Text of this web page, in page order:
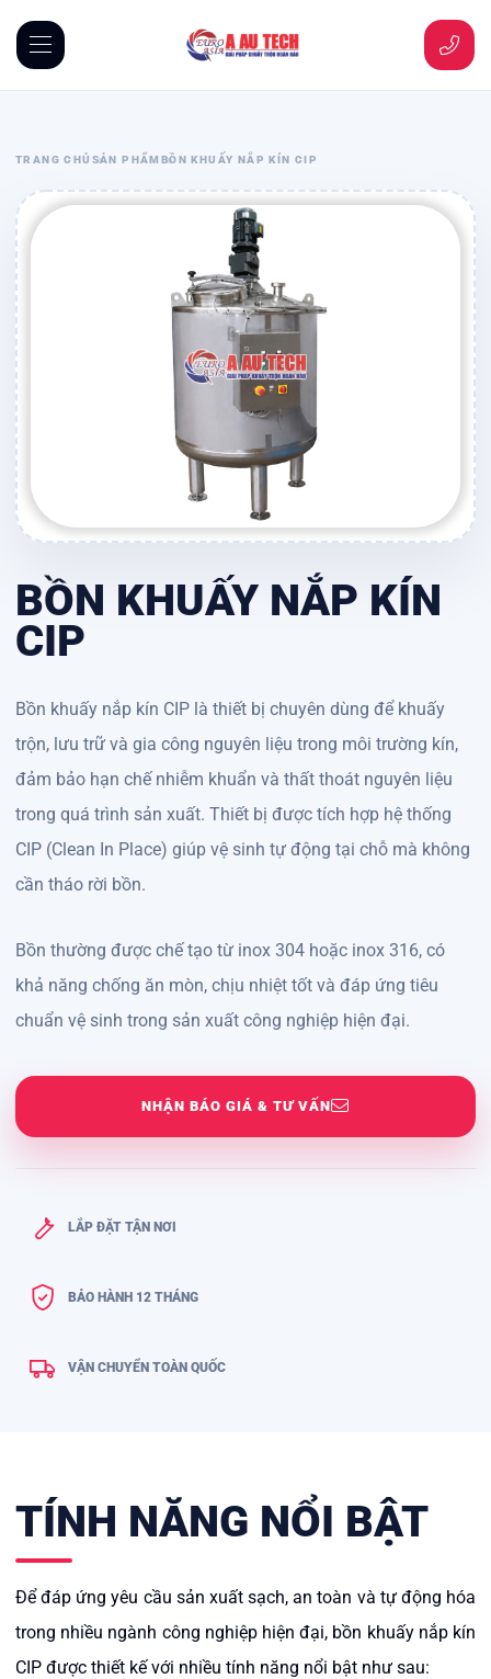
TRANG CHỦ SẢN PHẨM BỒN KHUẤY NẮP KÍN CIP
BỒN KHUẤY NẮP KÍN
CIP
Bồn khuấy nắp kín CIP là thiết bị chuyên dùng để khuấy
trộn, lưu trữ và gia công nguyên liệu trong môi trường kín,
đảm bảo hạn chế nhiễm khuẩn và thất thoát nguyên liệu
trong quá trình sản xuất. Thiết bị được tích hợp hệ thống
CIP (Clean In Place) giúp vệ sinh tự động tại chỗ mà không
cần tháo rời bồn.
Bồn thường được chế tạo từ inox 304 hoặc inox 316, có
khả năng chống ăn mòn, chịu nhiệt tốt và đáp ứng tiêu
chuẩn vệ sinh trong sản xuất công nghiệp hiện đại.
NHẬN BÁO GIÁ & TƯ VẤN
LẮP ĐẶT TẬN NƠI
BẢO HÀNH 12 THÁNG
VẬN CHUYỂN TOÀN QUỐC
TÍNH NĂNG NỔI BẬT
Để đáp ứng yêu cầu sản xuất sạch, an toàn và tự động hóa
trong nhiều ngành công nghiệp hiện đại, bồn khuấy nắp kín
CIP được thiết kế với nhiều tính năng nổi bật như sau: